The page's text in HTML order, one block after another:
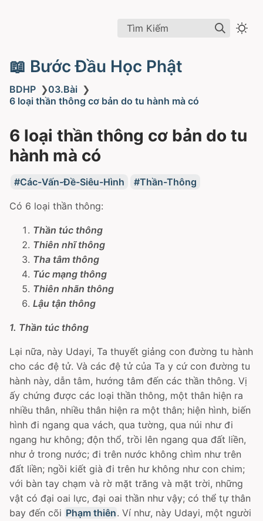
Tìm Kiếm
📖 Bước Đầu Học Phật
BDHP ❯03.Bài ❯
6 loại thần thông cơ bản do tu hành mà có
6 loại thần thông cơ bản do tu
hành mà có
Các-Vấn-Đề-Siêu-Hình Thần-Thông
Có 6 loại thần thông:
Thần túc thông
Thiên nhĩ thông
Tha tâm thông
Túc mạng thông
Thiên nhãn thông
Lậu tận thông
1. Thần túc thông
Lại nữa, này Udayi, Ta thuyết giảng con đường tu hành
cho các đệ tử. Và các đệ tử của Ta y cứ con đường tu
hành này, dẫn tâm, hướng tâm đến các thần thông. Vị
ấy chứng được các loại thần thông, một thân hiện ra
nhiều thân, nhiều thân hiện ra một thân; hiện hình, biến
hình đi ngang qua vách, qua tường, qua núi như đi
ngang hư không; độn thổ, trồi lên ngang qua đất liền,
như ở trong nước; đi trên nước không chìm như trên
đất liền; ngồi kiết già đi trên hư không như con chim;
với bàn tay chạm và rờ mặt trăng và mặt trời, những
vật có đại oai lực, đại oai thần như vậy; có thể tự thân
bay đến cõi Phạm thiên. Ví như, này Udayi, một người